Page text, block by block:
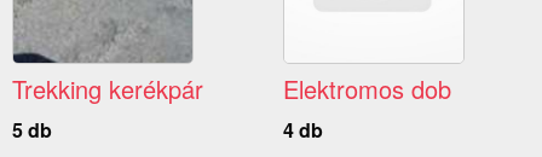
Trekking kerékpár
5 db
Elektromos dob
4 db